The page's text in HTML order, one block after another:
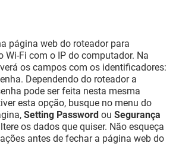
página web do roteador para
Wi-Fi com o IP do computador. Na
os campos com os identificadores:
Dependendo do roteador a
pode ser feita nesta mesma
esta opção, busque no menu do
Setting Password ou Segurança
os dados que quiser. Não esqueça
antes de fechar a página web do